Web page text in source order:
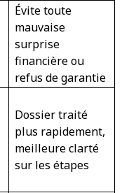
Évite toute
mauvaise
surprise
financière ou
refus de garantie
Dossier traité
plus rapidement,
meilleure clarté
sur les étapes